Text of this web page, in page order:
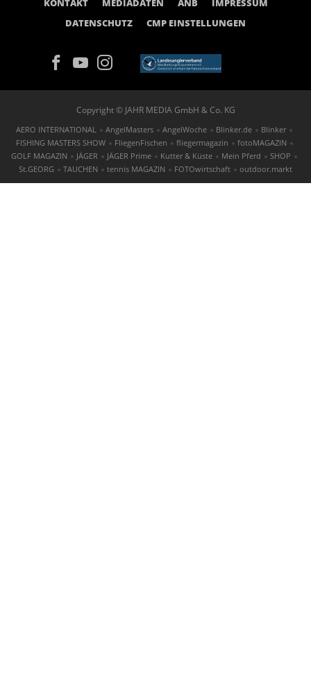
KONTAKT
MEDIADATEN ANB
IMPRESSUM
DATENSCHUTZ
CMP EINSTELLUNGEN
Copyright © JAHR MEDIA GmbH & Co. KG
AERO INTERNATIONAL AngelMasters AngelWoche Blinker.de
Blinker
FISHING MASTERS SHOW
FliegenFischen fliegermagazin
fotoMAGAZIN
GOLF MAGAZIN
JÄGER JÄGER Prime Kutter & Küste Mein Pferd
SHOP
St.GEORG
TAUCHEN tennis MAGAZIN FOTOwirtschaft outdoor.markt